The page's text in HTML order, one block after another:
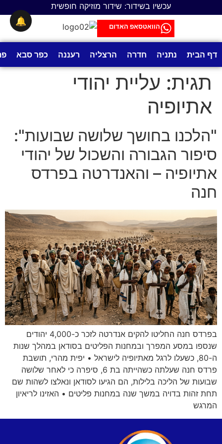
עכשיו בשידור: שידור מוזיקה חופשית
הוואטסאפ האדום
דף הבית נתניה חדרה הרצליה רעננה כפר סבא
תגית: עליית יהודי
אתיופיה
"הלכנו בחושך שלושה שבועות":
סיפור הגבורה והשכול של יהודי
אתיופיה – והאנדרטה בפרדס
חנה
בפרדס חנה החליטו להקים אנדרטה לזכר כ-4,000 יהודים
שנספו במסע המפרך ובמחנות הפליטים בסודאן במהלך שנות
ה-80, כשעלו לרגל מאתיופיה לישראל • יפית מהרי, תושבת
פרדס חנה שעלתה כשהייתה בת 6, סיפרה כי לאחר שלושה
שבועות של הליכה בלילות, הם הגיעו לסודאן ונאלצו לשהות שם
תחת זהות בדויה במשך שנה במחנות פליטים • האזינו לריאיון
המרגש
🔔